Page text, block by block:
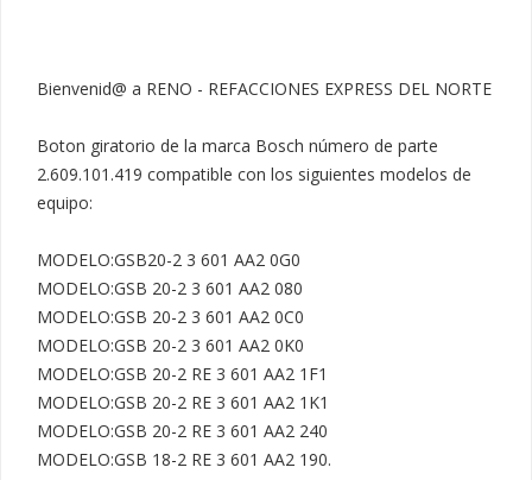
Bienvenid@ a RENO - REFACCIONES EXPRESS DEL NORTE
Boton giratorio de la marca Bosch número de parte
2.609.101.419 compatible con los siguientes modelos de
equipo:
MODELO:GSB20-2 3 601 AA2 0G0
MODELO:GSB 20-2 3 601 AA2 080
MODELO:GSB 20-2 3 601 AA2 0C0
MODELO:GSB 20-2 3 601 AA2 0K0
MODELO:GSB 20-2 RE 3 601 AA2 1F1
MODELO:GSB 20-2 RE 3 601 AA2 1K1
MODELO:GSB 20-2 RE 3 601 AA2 240
MODELO:GSB 18-2 RE 3 601 AA2 190.